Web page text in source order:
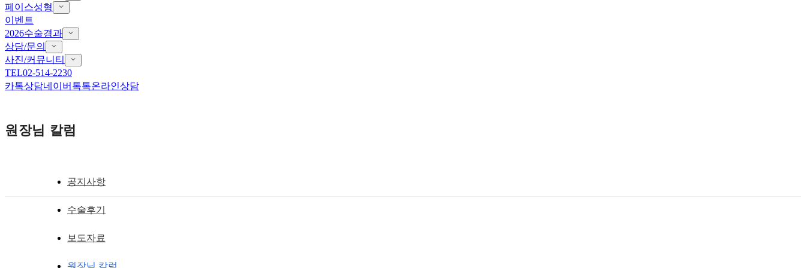
페이스성형
이벤트
2026수술경과
상담/문의
사진/커뮤니티
TEL02-514-2230
카톡상담네이버톡톡온라인상담
원장님 칼럼
공지사항
수술후기
보도자료
원장님 칼럼
쌍커풀과 앞트임 수술을 같이 했는데 둘다 맘에 들지 않아요 한꺼번에 수술이 가능한가요? : 앞트임 흉터 제거, 앞트임 복원, 앞